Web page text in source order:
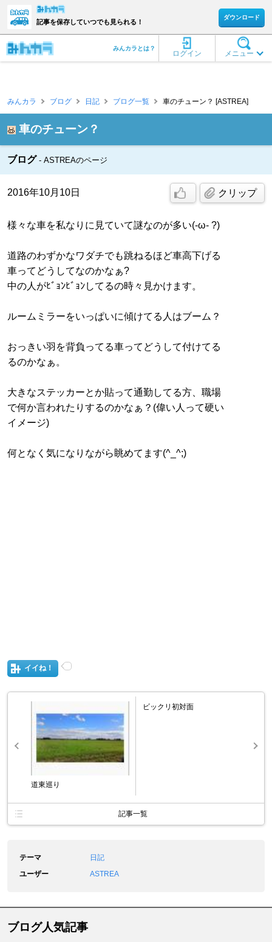
記事を保存していつでも見られる！
ダウンロード
メニュー
ログイン
みんカラとは？
みんカラ ブログ 日記 ブログ一覧 車のチューン？ [ASTREA]
車のチューン？
ブログ ASTREAのページ
2016年10月10日 クリップ
様々な車を私なりに見ていて謎なのが多い(-ω- ?)
道路のわずかなワダチでも跳ねるほど車高下げる
車ってどうしてなのかなぁ?
中の人がﾋﾞｮﾝﾋﾞｮﾝしてるの時々見かけます。
ルームミラーをいっぱいに傾けてる人はブーム？
おっきい羽を背負ってる車ってどうして付けてる
るのかなぁ。
大きなステッカーとか貼って通勤してる方、職場
で何か言われたりするのかなぁ？(偉い人って硬い
イメージ)
何となく気になりながら眺めてます(^_^;)
イイね！
道東巡り
ビックリ初対面
記事一覧
テーマ
日記
ユーザー
ASTREA
ブログ人気記事